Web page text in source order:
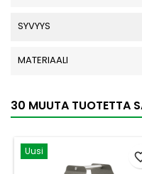
SYVYYS
MATERIAALI
30 MUUTA TUOTETTA
Uusi